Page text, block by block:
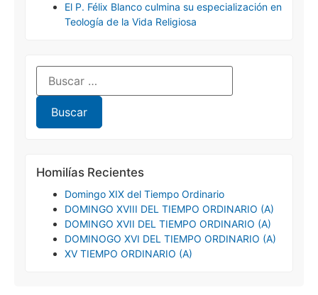
El P. Félix Blanco culmina su especialización en
Teología de la Vida Religiosa
Homilías Recientes
Domingo XIX del Tiempo Ordinario
DOMINGO XVIII DEL TIEMPO ORDINARIO (A)
DOMINGO XVII DEL TIEMPO ORDINARIO (A)
DOMINOGO XVI DEL TIEMPO ORDINARIO (A)
XV TIEMPO ORDINARIO (A)